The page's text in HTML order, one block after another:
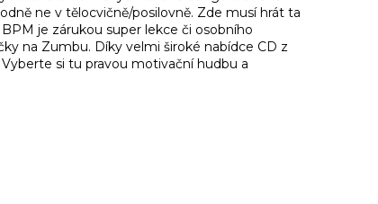
ne v tělocvičně/posilovně. Zde musí hrát ta
je zárukou super lekce či osobního
na Zumbu. Díky velmi široké nabídce CD z
si tu pravou motivační hudbu a